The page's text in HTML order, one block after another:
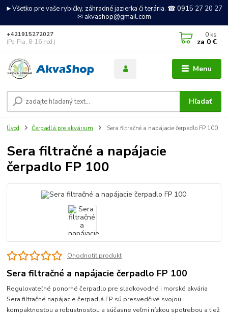
►Všetko pre vaše rybičky, záhradné jazierka či terária. ☎ 0915 27 20 27
✉ akvashop@gmail.com
Menu
Hľadať
+421915272027
(Po-Pia, 8-16 hod.)
0 ks
za 0 €
Úvod Čerpadlá pre akvárium Sera filtračné a napájacie čerpadlo FP 100
Sera filtračné a napájacie
čerpadlo FP 100
Ohodnotiť produkt
Sera filtračné a napájacie čerpadlo FP 100
Regulovateľné ponorné čerpadlo pre sladkovodné i morské akvária
Sera filtračné napájacie čerpadlá FP sú presvedčivé svojou
kompaktnosťou a robustnosťou a súčasne veľmi nízkou spotrebou a tiež